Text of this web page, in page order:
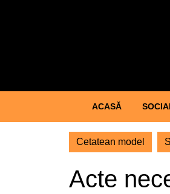
ACASĂ
Cetatean model
Acte